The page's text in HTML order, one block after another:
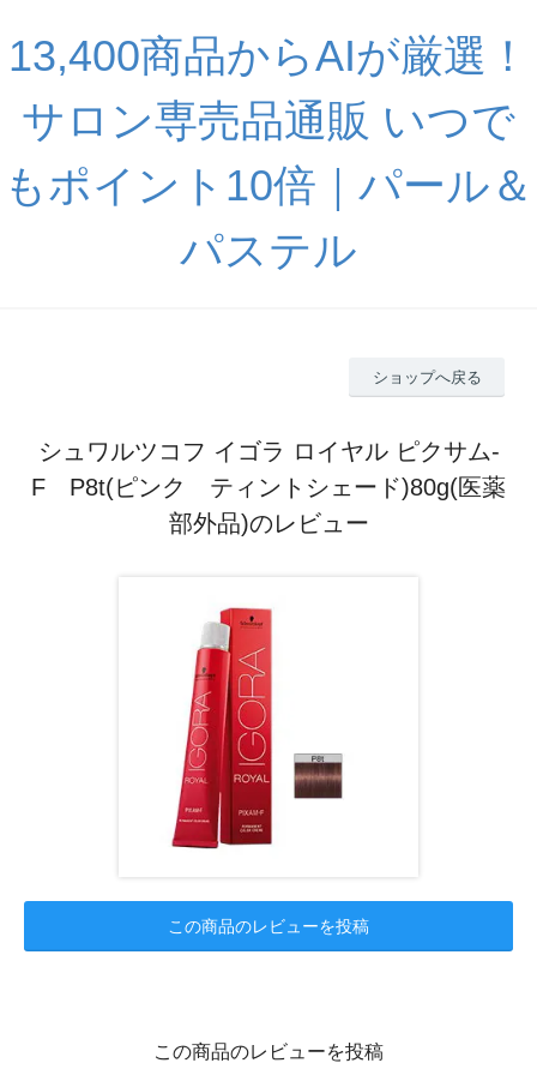
13,400商品からAIが厳選！
サロン専売品通販 いつで
もポイント10倍｜パール＆
パステル
ショップへ戻る
シュワルツコフ イゴラ ロイヤル ピクサム-
F P8t(ピンク ティントシェード)80g(医薬
部外品)のレビュー
この商品のレビューを投稿
この商品のレビューを投稿